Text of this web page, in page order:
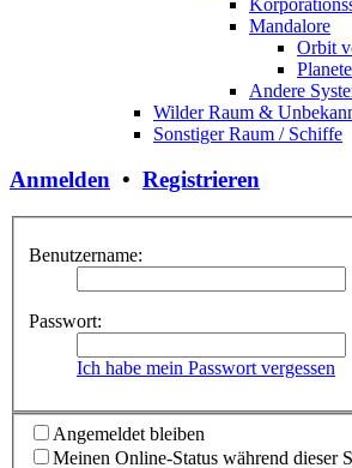
Mandalore
Orbit
Andere
Wilder Raum &
Sonstiger Raum / Schiffe
Anmelden • Registrieren
Benutzername:
Passwort:
Ich habe mein Passwort vergessen
Angemeldet bleiben
Meinen Online-Status während dieser